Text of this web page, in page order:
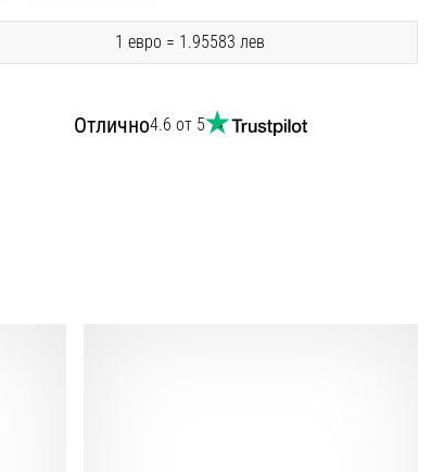
1 евро = 1.95583 лев
Отлично4.6 от 5